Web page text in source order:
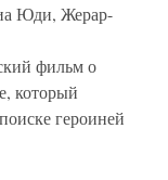
Юди, Жерар-
фильм о
который
героиней